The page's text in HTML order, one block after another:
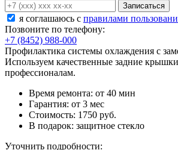
Записаться
я соглашаюсь c правилами
Позвоните по телефону:
+7 (8452) 988-000
Профилактика системы охлаждения с
Используем качественные задние
профессионалам.
Время ремонта: от 40 мин
Гарантия: от 3 мес
Стоимость: 1750 руб.
В подарок: защитное стекло
Уточнить подробности: